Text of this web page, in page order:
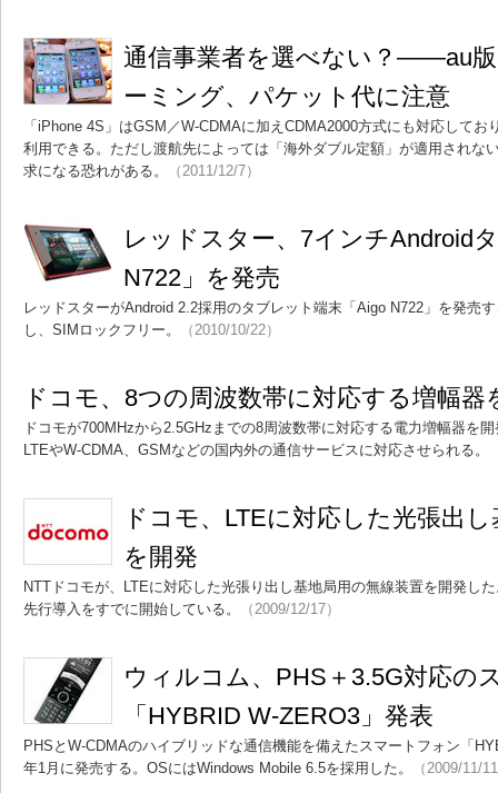
通信事業者を選べない？――au
ーミング、パケット代に注意
「iPhone 4S」はGSM／W-CDMAに加えCDMA2000方式にも対応して
利用できる。ただし渡航先によっては「海外ダブル定額」が適用されな
求になる恐れがある。
（2011/12/7）
レッドスター、7インチAndroid
N722」を発売
レッドスターがAndroid 2.2採用のタブレット端末「Aigo N722」を発売
し、SIMロックフリー。
（2010/10/22）
ドコモ、8つの周波数帯に対応する増幅器
ドコモが700MHzから2.5GHzまでの8周波数帯に対応する電力増幅器を
LTEやW-CDMA、GSMなどの国内外の通信サービスに対応させられる。
ドコモ、LTEに対応した光張出
を開発
NTTドコモが、LTEに対応した光張り出し基地局用の無線装置を開発し
先行導入をすでに開始している。
（2009/12/17）
ウィルコム、PHS＋3.5G対応の
「HYBRID W-ZERO3」発表
PHSとW-CDMAのハイブリッドな通信機能を備えたスマートフォン「
年1月に発売する。OSにはWindows Mobile 6.5を採用した。
（2009/11/